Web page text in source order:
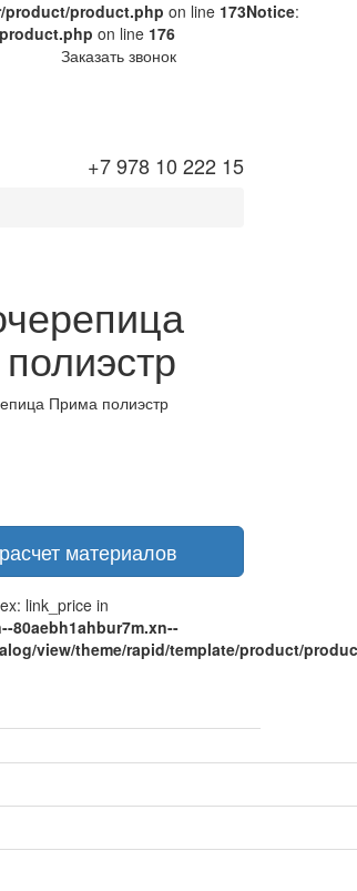
product/product.php on line 173Notice:
on line 176
Заказать звонок
+7 978 10 222 15
Прима полиэстр
материалов
link_price in
80aebh1ahbur7m.xn--
view/theme/rapid/template/product/